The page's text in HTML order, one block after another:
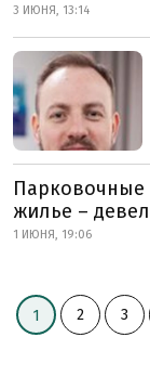
3 ИЮНЯ, 13:14
Парковочные
жилье –
1 ИЮНЯ, 19:06
1 2 3